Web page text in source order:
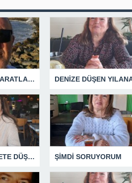
KULLANIŞLI APARATLARIN KAÇINILMAZ SONU !
CHP MUHALEFETE DÜŞTÜ ŞİMDİ SORUYORUM